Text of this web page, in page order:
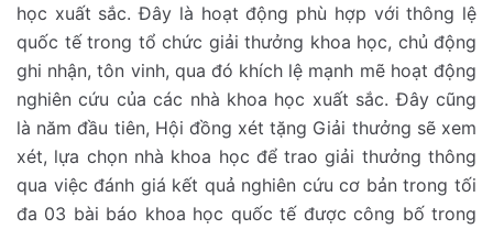
học xuất sắc. Đây là hoạt động phù hợp với thông lệ
quốc tế trong tổ chức giải thưởng khoa học, chủ động
ghi nhận, tôn vinh, qua đó khích lệ mạnh mẽ hoạt động
nghiên cứu của các nhà khoa học xuất sắc. Đây cũng
là năm đầu tiên, Hội đồng xét tặng Giải thưởng sẽ xem
xét, lựa chọn nhà khoa học để trao giải thưởng thông
qua việc đánh giá kết quả nghiên cứu cơ bản trong tối
đa 03 bài báo khoa học quốc tế được công bố trong